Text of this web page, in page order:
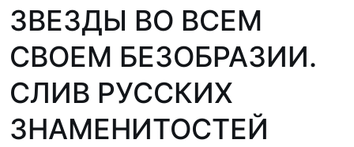
ЗВЕЗДЫ ВО ВСЕМ
СВОЕМ БЕЗОБРАЗИИ.
СЛИВ РУССКИХ
ЗНАМЕНИТОСТЕЙ